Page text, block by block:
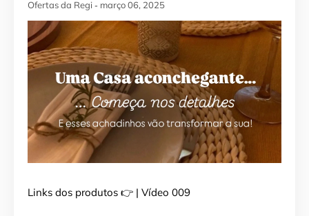
Ofertas da Regi março 06, 2025
Links dos produtos 👉 | Vídeo 009